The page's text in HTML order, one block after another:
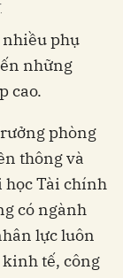
nhiều phụ
những
cao.
phòng
thông và
học Tài chính
có ngành
lực luôn
tế, công